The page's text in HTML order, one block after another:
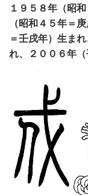
１９５８年（昭
（昭和４５年＝
＝壬戌年）生ま
れ、２００６年（